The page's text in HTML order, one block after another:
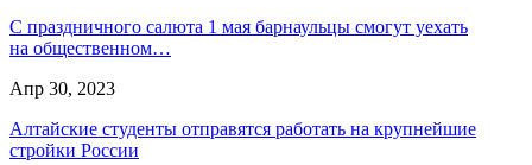
С праздничного салюта 1 мая барнаульцы смогут уехать
на общественном…
Апр 30, 2023
Алтайские студенты отправятся работать на крупнейшие
стройки России